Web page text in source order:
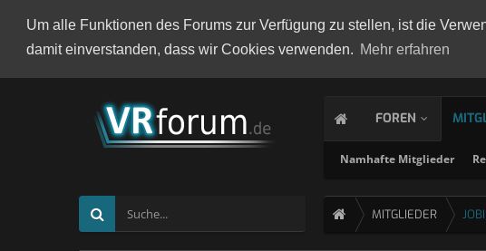
Um alle Funktionen des Forums zur Verfügung zu stellen, ist die
damit einverstanden, dass wir Cookies verwenden. Mehr erfahren
FOREN
Namhafte Mitglieder
MITGLIEDER